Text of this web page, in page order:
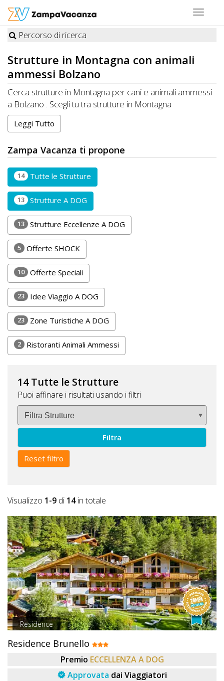
Toggle
STRUTTURE
A
LUOGHI
DOG
OFFERTE
A
DOG
INFO
A
DOG
CHIEDI
SCONTO
Video
Tutorial
Lavora
con
Inserisci
Attività
Accedi
Registrati
Percorso di ricerca
Strutture in Montagna con animali
ammessi Bolzano
Cerca strutture in Montagna per cani e animali ammessi
a Bolzano . Scegli tu tra strutture in Montagna
specializzate e premiate da Zampa Vacanza o in
Montagna che accettano cani, gatti e altri animali a
Leggi Tutto
Zampa Vacanza ti propone
14 Tutte le Strutture
13 Strutture A DOG
13 Strutture Eccellenze A DOG
5 Offerte SHOCK
10 Offerte Speciali
23 Idee Viaggio A DOG
23 Zone Turistiche A DOG
2 Ristoranti Animali Ammessi
14 Tutte le Strutture
Puoi affinare i risultati usando i filtri
Filtra
Reset filtro
Visualizzo 1-9 di 14in totale
Residence
Residence Brunello
Premio ECCELLENZA A DOG
Approvata dai Viaggiatori